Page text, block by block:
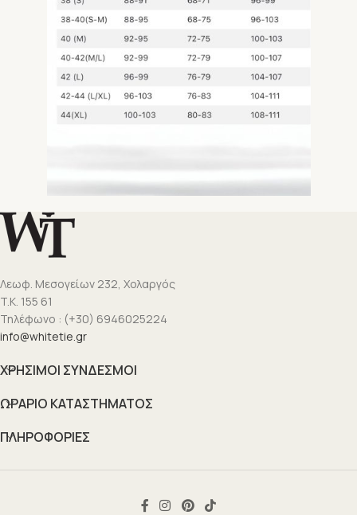
Λεωφ. Μεσογείων 232, Χολαργός
T.K. 155 61
Τηλέφωνο : (+30) 6946025224
info@whitetie.gr
ΧΡΗΣΙΜΟΙ ΣΥΝΔΕΣΜΟΙ
ΩΡΑΡΙΟ ΚΑΤΑΣΤΗΜΑΤΟΣ
ΠΛΗΡΟΦΟΡΙΕΣ